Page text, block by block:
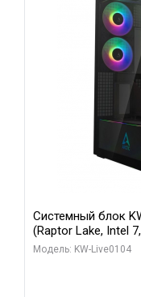
Системный блок
(Raptor Lake, Intel
модуля)/ Afox
Модель: KW-Live0104